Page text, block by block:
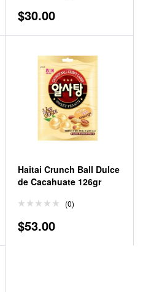
$30.00
Haitai Crunch Ball Dulce
de Cacahuate 126gr
(0)
$53.00